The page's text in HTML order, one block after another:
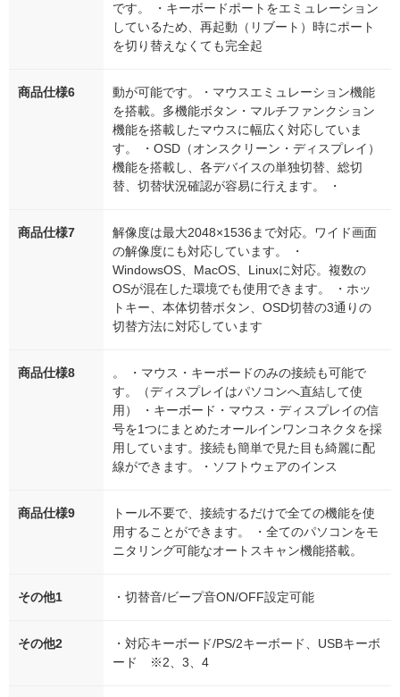
です。 ・キーボードポートをエミュレーション
しているため、再起動（リブート）時にポート
を切り替えなくても完全起
商品仕様6
動が可能です。・マウスエミュレーション機能
を搭載。多機能ボタン・マルチファンクション
機能を搭載したマウスに幅広く対応していま
す。 ・OSD（オンスクリーン・ディスプレイ）
機能を搭載し、各デバイスの単独切替、総切
替、切替状況確認が容易に行えます。 ・
商品仕様7
解像度は最大2048×1536まで対応。ワイド画面
の解像度にも対応しています。 ・
WindowsOS、MacOS、Linuxに対応。複数の
OSが混在した環境でも使用できます。 ・ホッ
トキー、本体切替ボタン、OSD切替の3通りの
切替方法に対応しています
商品仕様8
。 ・マウス・キーボードのみの接続も可能で
す。（ディスプレイはパソコンへ直結して使
用） ・キーボード・マウス・ディスプレイの信
号を1つにまとめたオールインワンコネクタを採
用しています。接続も簡単で見た目も綺麗に配
線ができます。・ソフトウェアのインス
商品仕様9
トール不要で、接続するだけで全ての機能を使
用することができます。 ・全てのパソコンをモ
ニタリング可能なオートスキャン機能搭載。
その他1 ・切替音/ビープ音ON/OFF設定可能
その他2
・対応キーボード/PS/2キーボード、USBキーボ
ード ※2、3、4